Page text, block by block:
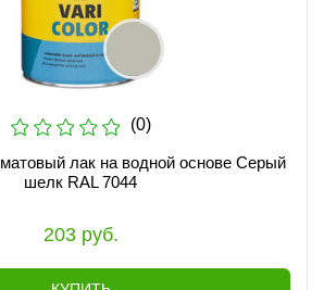
(0)
лак на водной основе Серый
шелк RAL 7044
203 руб.